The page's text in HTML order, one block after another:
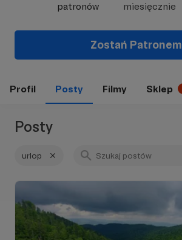
patronów
miesięcznie
Zostań Patronem
Profil Posty Filmy Sklep
Posty
urlop